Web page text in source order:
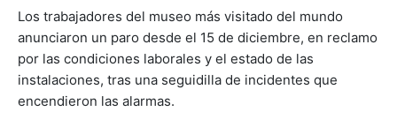
Los trabajadores del museo más visitado del mundo
anunciaron un paro desde el 15 de diciembre, en reclamo
por las condiciones laborales y el estado de las
instalaciones, tras una seguidilla de incidentes que
encendieron las alarmas.